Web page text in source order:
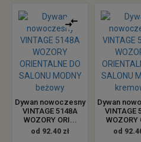
Dywan nowoczesny
VINTAGE 5148A
WOZORY ORI...
od 92.40 zł
Dywan
VINTAGE
WOZORY
od